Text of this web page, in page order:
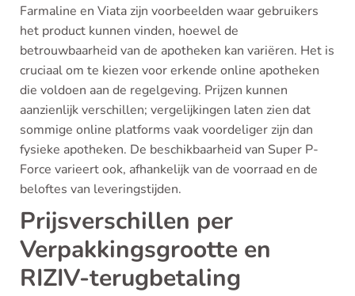
Farmaline en Viata zijn voorbeelden waar gebruikers
het product kunnen vinden, hoewel de
betrouwbaarheid van de apotheken kan variëren. Het is
cruciaal om te kiezen voor erkende online apotheken
die voldoen aan de regelgeving. Prijzen kunnen
aanzienlijk verschillen; vergelijkingen laten zien dat
sommige online platforms vaak voordeliger zijn dan
fysieke apotheken. De beschikbaarheid van Super P-
Force varieert ook, afhankelijk van de voorraad en de
beloftes van leveringstijden.
Prijsverschillen per
Verpakkingsgrootte en
RIZIV-terugbetaling